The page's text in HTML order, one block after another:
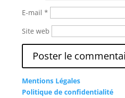
E-mail *
Site web
Mentions Légales
Politique de confidentialité